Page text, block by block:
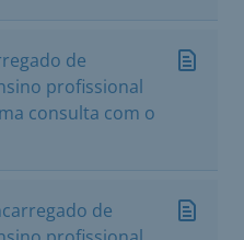
de
profissional
consulta com o
de